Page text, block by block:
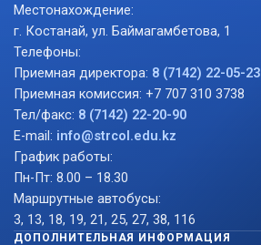
Местонахождение:
г. Костанай, ул. Баймагамбетова, 1
Телефоны:
Приемная директора: 8 (7142) 22-05-23
Приемная комиссия: +7 707 310 3738
Тел/факс: 8 (7142) 22-20-90
E-mail: info@strcol.edu.kz
График работы:
Пн-Пт: 8.00 – 18.30
Маршрутные автобусы:
3, 13, 18, 19, 21, 25, 27, 38, 116
ДОПОЛНИТЕЛЬНАЯ ИНФОРМАЦИЯ